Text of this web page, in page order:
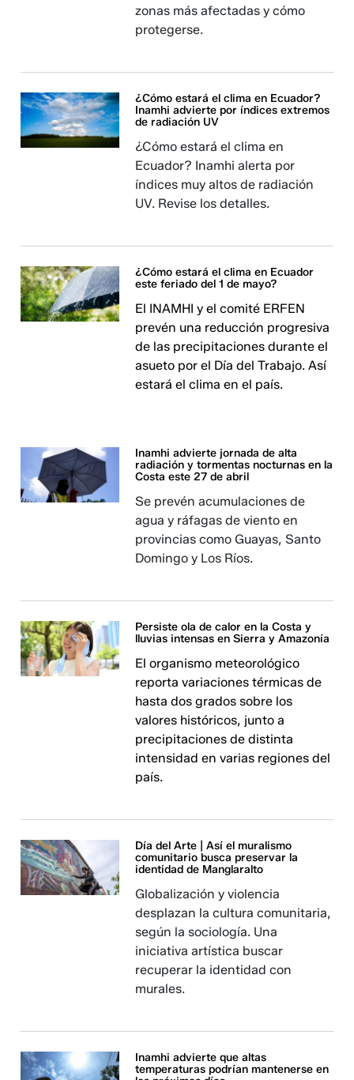
zonas más afectadas y cómo
protegerse.
¿Cómo estará el clima en Ecuador?
Inamhi advierte por índices extremos
de radiación UV
¿Cómo estará el clima en
Ecuador? Inamhi alerta por
índices muy altos de radiación
UV. Revise los detalles.
¿Cómo estará el clima en Ecuador
este feriado del 1 de mayo?
El INAMHI y el comité ERFEN
prevén una reducción progresiva
de las precipitaciones durante el
asueto por el Día del Trabajo. Así
estará el clima en el país.
Inamhi advierte jornada de alta
radiación y tormentas nocturnas en la
Costa este 27 de abril
Se prevén acumulaciones de
agua y ráfagas de viento en
provincias como Guayas, Santo
Domingo y Los Ríos.
Persiste ola de calor en la Costa y
lluvias intensas en Sierra y Amazonía
El organismo meteorológico
reporta variaciones térmicas de
hasta dos grados sobre los
valores históricos, junto a
precipitaciones de distinta
intensidad en varias regiones del
país.
Día del Arte | Así el muralismo
comunitario busca preservar la
identidad de Manglaralto
Globalización y violencia
desplazan la cultura comunitaria,
según la sociología. Una
iniciativa artística buscar
recuperar la identidad con
murales.
Inamhi advierte que altas
temperaturas podrían mantenerse en